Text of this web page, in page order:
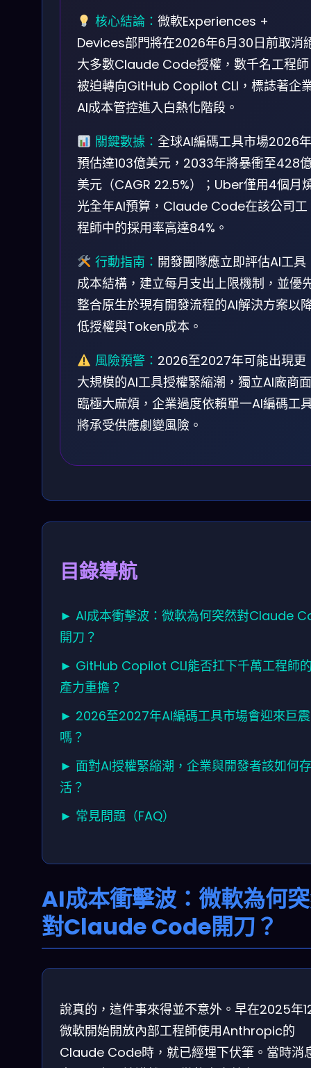
核心結論： 微軟Experiences +
Devices部門將在2026年6月30日前取消
大多數Claude Code授權，數千名工程師
被迫轉向GitHub Copilot CLI，標誌著企
AI成本管控進入白熱化階段。
關鍵數據： 全球AI編碼工具市場2026年
預估達103億美元，2033年將暴衝至428
美元（CAGR 22.5%）；Uber僅用4個月
光全年AI預算，Claude Code在該公司工
程師中的採用率高達84%。
行動指南： 開發團隊應立即評估AI工具
成本結構，建立每月支出上限機制，並優
整合原生於現有開發流程的AI解決方案以
低授權與Token成本。
風險預警： 2026至2027年可能出現更
大規模的AI工具授權緊縮潮，獨立AI廠商面
臨極大麻煩，企業過度依賴單一AI編碼工
將承受供應劇變風險。
目錄導航
► AI成本衝擊波：微軟為何突然對Claude
開刀？
► GitHub Copilot CLI能否扛下千萬工程師
產力重擔？
► 2026至2027年AI編碼工具市場會迎來巨震
嗎？
► 面對AI授權緊縮潮，企業與開發者該如何存
活？
► 常見問題（FAQ）
AI成本衝擊波：微軟為何
對Claude Code開刀？
說真的，這件事來得並不意外。早在2025年
微軟開始開放內部工程師使用Anthropic的
Claude Code時，就已經埋下伏筆。當時消